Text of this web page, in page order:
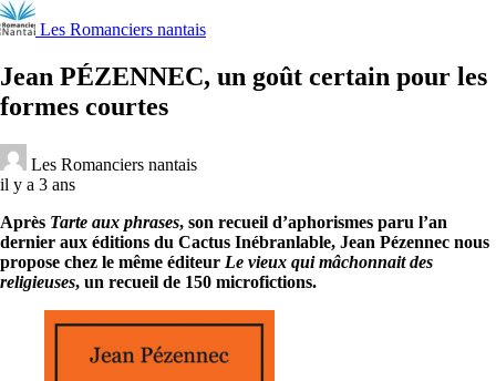
Les Romanciers nantais
Jean PÉZENNEC, un goût certain pour les
formes courtes
Les Romanciers nantais
il y a 3 ans
Après Tarte aux phrases, son recueil d’aphorismes paru l’an
dernier aux éditions du Cactus Inébranlable, Jean Pézennec nous
propose chez le même éditeur Le vieux qui mâchonnait des
religieuses, un recueil de 150 microfictions.